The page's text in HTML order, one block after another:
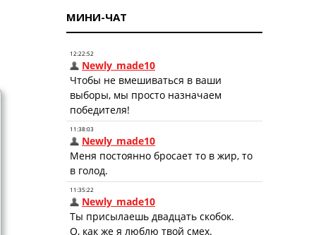
МИНИ-ЧАТ